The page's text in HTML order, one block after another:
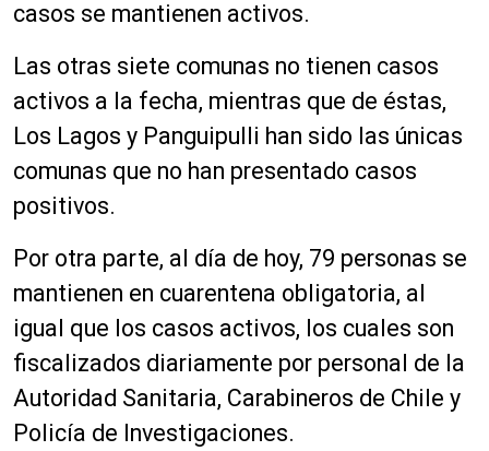
casos se mantienen activos.
Las otras siete comunas no tienen casos
activos a la fecha, mientras que de éstas,
Los Lagos y Panguipulli han sido las únicas
comunas que no han presentado casos
positivos.
Por otra parte, al día de hoy, 79 personas se
mantienen en cuarentena obligatoria, al
igual que los casos activos, los cuales son
fiscalizados diariamente por personal de la
Autoridad Sanitaria, Carabineros de Chile y
Policía de Investigaciones.